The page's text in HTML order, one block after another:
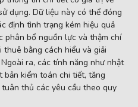
dụng. Dữ liệu này có thể đóng
định tình trạng kém hiệu quả
phân bổ nguồn lực và thậm chí
bằng cách hiểu và giải
ra, các tính năng như nhật
kiểm toán chi tiết, tăng
thủ các yêu cầu theo quy